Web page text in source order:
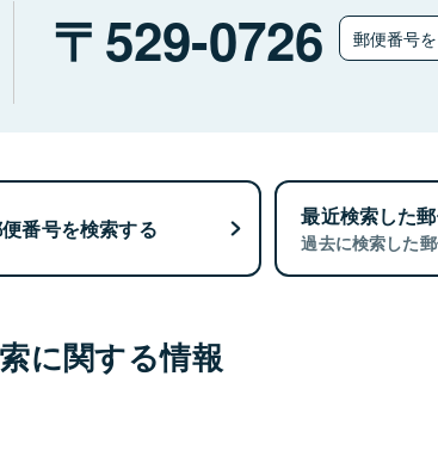
529-0726 郵便番号
番号を検索する 最近検索した
過去に検索した
に関する情報